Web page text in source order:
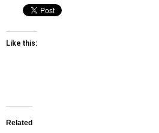
Like this:
Related